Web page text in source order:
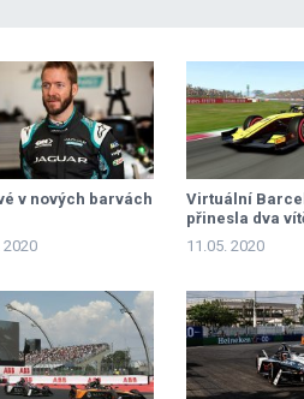
v nových barvách
2020
Virtuální
přinesla dva
11.05. 2020